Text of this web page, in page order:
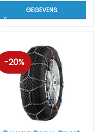
GEGEVENS
-20%